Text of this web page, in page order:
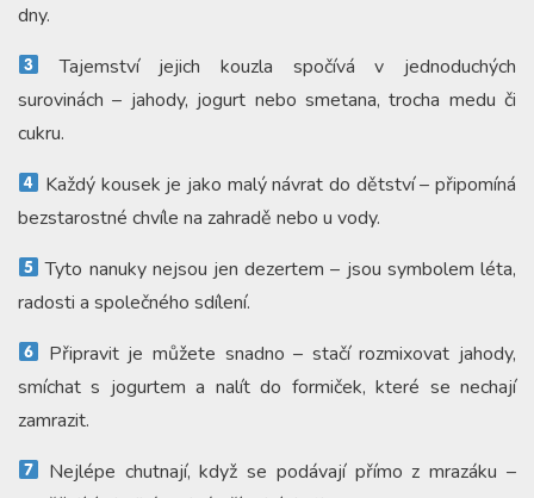
dny.
Tajemství jejich kouzla spočívá v jednoduchých
surovinách – jahody, jogurt nebo smetana, trocha medu či
cukru.
Každý kousek je jako malý návrat do dětství – připomíná
bezstarostné chvíle na zahradě nebo u vody.
Tyto nanuky nejsou jen dezertem – jsou symbolem léta,
radosti a společného sdílení.
Připravit je můžete snadno – stačí rozmixovat jahody,
smíchat s jogurtem a nalít do formiček, které se nechají
zamrazit.
Nejlépe chutnají, když se podávají přímo z mrazáku –